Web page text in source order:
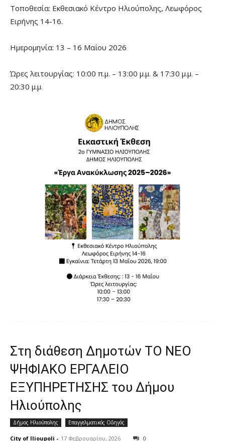
Τοποθεσία: Εκθεσιακό Κέντρο Ηλιούπολης, Λεωφόρος
Ειρήνης 14-16.
Ημερομηνία: 13 – 16 Μαΐου 2026
Ώρες λειτουργίας: 10:00 π.μ. – 13:00 μ.μ. & 17:30 μ.μ. –
20:30 μ.μ.
Στη διάθεση Δημοτών ΤΟ ΝΕΟ
ΨΗΦΙΑΚΟ ΕΡΓΑΛΕΙΟ
ΕΞΥΠΗΡΕΤΗΣΗΣ του Δήμου
Ηλιούπολης
Δήμος Ηλιούπολης Επαγγελματικός Οδηγός
City of Ilioupoli - 17 Φεβρουαρίου, 2026 0